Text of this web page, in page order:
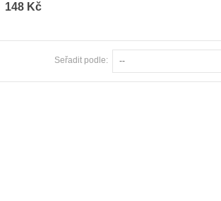
148 Kč
Seřadit podle: --